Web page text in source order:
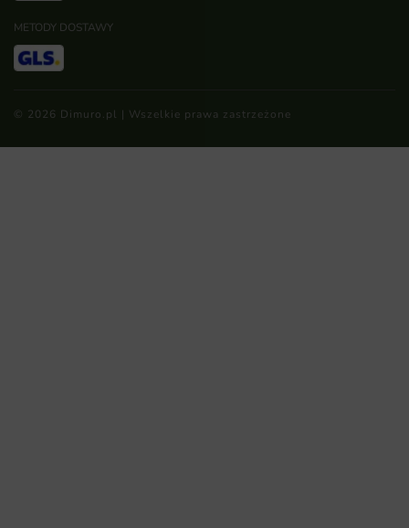
METODY DOSTAWY
© 2026 Dimuro.pl | Wszelkie prawa zastrzeżone